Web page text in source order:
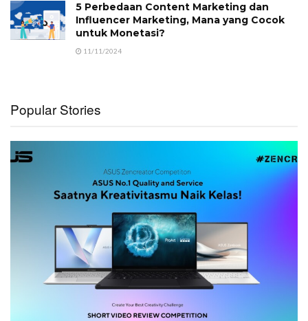
5 Perbedaan Content Marketing dan
Influencer Marketing, Mana yang Cocok
untuk Monetasi?
11/11/2024
Popular Stories